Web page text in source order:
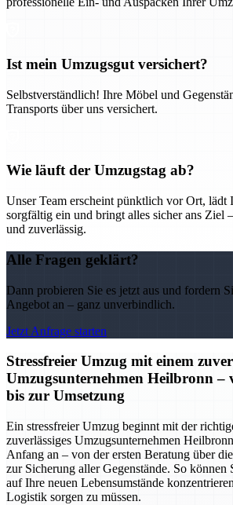
Ist mein Umzugsgut versichert?
Selbstverständlich! Ihre Möbel und
Transports über uns versichert.
Wie läuft der Umzugstag ab?
Unser Team erscheint pünktlich vor Ort, lädt
sorgfältig ein und bringt alles sicher ans Ziel
und zuverlässig.
Alle Fragen geklärt?
Dann probieren Sie es jetzt aus und fordern
Angebot an – ganz unverbindlich.
Jetzt Anfrage starten
Stressfreier Umzug mit einem
Umzugsunternehmen Heilbronn –
bis zur Umsetzung
Ein stressfreier Umzug beginnt mit der
zuverlässiges Umzugsunternehmen
Anfang an – von der ersten Beratung über
zur Sicherung aller Gegenstände. So können
auf Ihre neuen Lebensumstände
Logistik sorgen zu müssen.